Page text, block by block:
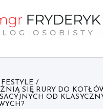
SIĘ RURY DO
OD